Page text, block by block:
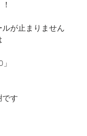
が止まりません
です